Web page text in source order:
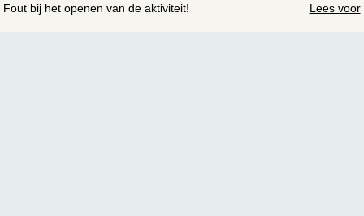
Lees voor
Fout bij het openen van de aktiviteit!